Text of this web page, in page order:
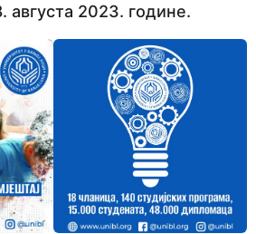
августа 2023. године.